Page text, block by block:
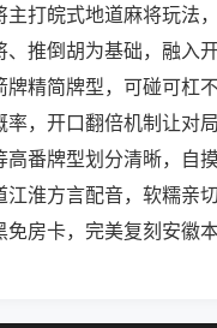
主打皖式地道麻将玩法
、推倒胡为基础，融入
牌精简牌型，可碰可杠
率，开口翻倍机制让对
高番牌型划分清晰，自
江淮方言配音，软糯亲
免房卡，完美复刻安徽